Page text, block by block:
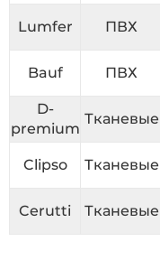
Lumfer ПВХ
Bauf ПВХ
D-
premium
Тканевые
Clipso Тканевые
Cerutti Тканевые